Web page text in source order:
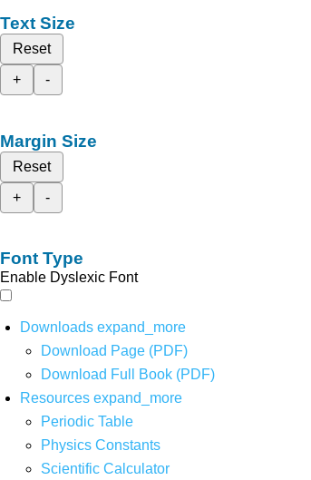
Text Size
Reset
+
-
Margin Size
Reset
+
-
Font Type
Enable Dyslexic Font
Downloads expand_more
Download Page (PDF)
Download Full Book (PDF)
Resources expand_more
Periodic Table
Physics Constants
Scientific Calculator